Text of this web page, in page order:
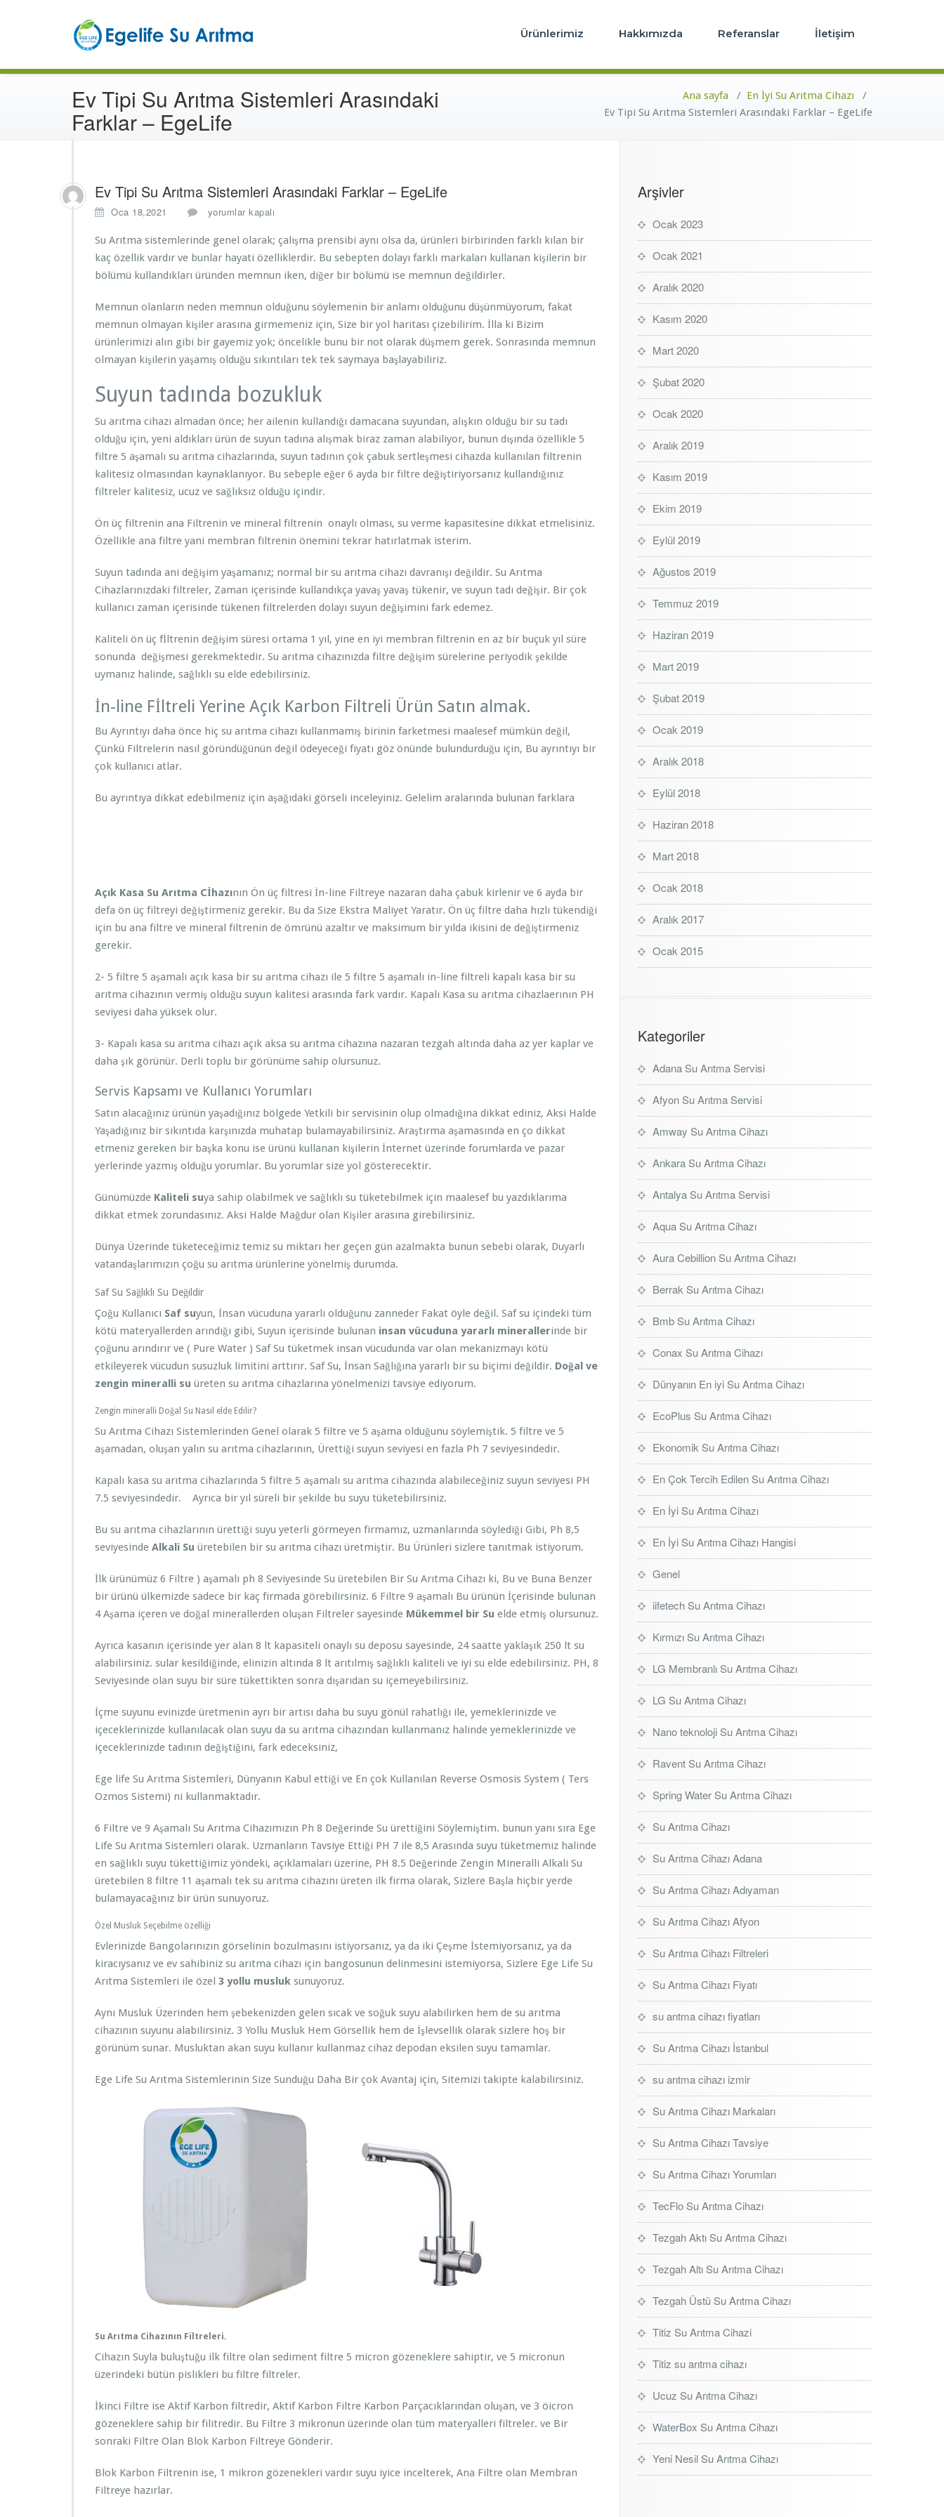
En İyi Su Arıtma Cihazı – Ege Life Su Arıtma Cihazı
Ürünlerimiz Hakkımızda Referanslar İletişim
Ev Tipi Su Arıtma Sistemleri Arasındaki
Farklar – EgeLife
Ana sayfa / En İyi Su Arıtma Cihazı /
Ev Tipi Su Arıtma Sistemleri Arasındaki Farklar – EgeLife
Ev Tipi Su Arıtma Sistemleri Arasındaki Farklar – EgeLife
Oca 18,2021
E
T
i
i
u
A
r
t
a
i
s
e
m
l
r
A
a
s
ı
a
k
i
a
r
k
l
a
E
e
i
ç
i
yorumlar kapalı
Su Arıtma sistemlerinde genel olarak; çalışma prensibi aynı olsa da, ürünleri birbirinden farklı kılan bir
kaç özellik vardır ve bunlar hayati özelliklerdir. Bu sebepten dolayı farklı markaları kullanan kişilerin bir
bölümü kullandıkları üründen memnun iken, diğer bir bölümü ise memnun değildirler.
Memnun olanların neden memnun olduğunu söylemenin bir anlamı olduğunu düşünmüyorum, fakat
memnun olmayan kişiler arasına girmemeniz için, Size bir yol haritası çizebilirim. İlla ki Bizim
ürünlerimizi alın gibi bir gayemiz yok; öncelikle bunu bir not olarak düşmem gerek. Sonrasında memnun
olmayan kişilerin yaşamış olduğu sıkıntıları tek tek saymaya başlayabiliriz.
Suyun tadında bozukluk
Su arıtma cihazı almadan önce; her ailenin kullandığı damacana suyundan, alışkın olduğu bir su tadı
olduğu için, yeni aldıkları ürün de suyun tadına alışmak biraz zaman alabiliyor, bunun dışında özellikle 5
filtre 5 aşamalı su arıtma cihazlarında, suyun tadının çok çabuk sertleşmesi cihazda kullanılan filtrenin
kalitesiz olmasından kaynaklanıyor. Bu sebeple eğer 6 ayda bir filtre değiştiriyorsanız kullandığınız
filtreler kalitesiz, ucuz ve sağlıksız olduğu içindir.
Ön üç filtrenin ana Filtrenin ve mineral filtrenin onaylı olması, su verme kapasitesine dikkat etmelisiniz.
Özellikle ana filtre yani membran filtrenin önemini tekrar hatırlatmak isterim.
Suyun tadında ani değişim yaşamanız; normal bir su arıtma cihazı davranışı değildir. Su Arıtma
Cihazlarınızdaki filtreler, Zaman içerisinde kullandıkça yavaş yavaş tükenir, ve suyun tadı değişir. Bir çok
kullanıcı zaman içerisinde tükenen filtrelerden dolayı suyun değişimini fark edemez.
Kaliteli ön üç fİltrenin değişim süresi ortama 1 yıl, yine en iyi membran filtrenin en az bir buçuk yıl süre
sonunda değişmesi gerekmektedir. Su arıtma cihazınızda filtre değişim sürelerine periyodik şekilde
uymanız halinde, sağlıklı su elde edebilirsiniz.
İn-line Fİltreli Yerine Açık Karbon Filtreli Ürün Satın almak.
Bu Ayrıntıyı daha önce hiç su arıtma cihazı kullanmamış birinin farketmesi maalesef mümkün değil,
Çünkü Filtrelerin nasıl göründüğünün değil ödeyeceği fiyatı göz önünde bulundurduğu için, Bu ayrıntıyı bir
çok kullanıcı atlar.
Bu ayrıntıya dikkat edebilmeniz için aşağıdaki görseli inceleyiniz. Gelelim aralarında bulunan farklara
Açık Kasa Su Arıtma Cİhazının Ön üç filtresi İn-line Filtreye nazaran daha çabuk kirlenir ve 6 ayda bir
defa ön üç filtreyi değiştirmeniz gerekir. Bu da Size Ekstra Maliyet Yaratır. Ön üç filtre daha hızlı tükendiği
için bu ana filtre ve mineral filtrenin de ömrünü azaltır ve maksimum bir yılda ikisini de değiştirmeniz
gerekir.
2- 5 filtre 5 aşamalı açık kasa bir su arıtma cihazı ile 5 filtre 5 aşamalı in-line filtreli kapalı kasa bir su
arıtma cihazının vermiş olduğu suyun kalitesi arasında fark vardır. Kapalı Kasa su arıtma cihazlaerının PH
seviyesi daha yüksek olur.
3- Kapalı kasa su arıtma cihazı açık aksa su arıtma cihazına nazaran tezgah altında daha az yer kaplar ve
daha şık görünür. Derli toplu bir görünüme sahip olursunuz.
Servis Kapsamı ve Kullanıcı Yorumları
Satın alacağınız ürünün yaşadığınız bölgede Yetkili bir servisinin olup olmadığına dikkat ediniz, Aksi Halde
Yaşadığınız bir sıkıntıda karşınızda muhatap bulamayabilirsiniz. Araştırma aşamasında en ço dikkat
etmeniz gereken bir başka konu ise ürünü kullanan kişilerin İnternet üzerinde forumlarda ve pazar
yerlerinde yazmış olduğu yorumlar. Bu yorumlar size yol gösterecektir.
Günümüzde Kaliteli suya sahip olabilmek ve sağlıklı su tüketebilmek için maalesef bu yazdıklarıma
dikkat etmek zorundasınız. Aksi Halde Mağdur olan Kişiler arasına girebilirsiniz.
Dünya Üzerinde tüketeceğimiz temiz su miktarı her geçen gün azalmakta bunun sebebi olarak, Duyarlı
vatandaşlarımızın çoğu su arıtma ürünlerine yönelmiş durumda.
Saf Su Sağlıklı Su Değildir
Çoğu Kullanıcı Saf suyun, İnsan vücuduna yararlı olduğunu zanneder Fakat öyle değil. Saf su içindeki tüm
kötü materyallerden arındığı gibi, Suyun içerisinde bulunan insan vücuduna yararlı minerallerinde bir
çoğunu arındırır ve ( Pure Water ) Saf Su tüketmek insan vücudunda var olan mekanizmayı kötü
etkileyerek vücudun susuzluk limitini arttırır. Saf Su, İnsan Sağlığına yararlı bir su biçimi değildir. Doğal ve
zengin mineralli su üreten su arıtma cihazlarına yönelmenizi tavsiye ediyorum.
Zengin mineralli Doğal Su Nasıl elde Edilir?
Su Arıtma Cihazı Sistemlerinden Genel olarak 5 filtre ve 5 aşama olduğunu söylemiştik. 5 filtre ve 5
aşamadan, oluşan yalın su arıtma cihazlarının, Ürettiği suyun seviyesi en fazla Ph 7 seviyesindedir.
Kapalı kasa su arıtma cihazlarında 5 filtre 5 aşamalı su arıtma cihazında alabileceğiniz suyun seviyesi PH
7.5 seviyesindedir. Ayrıca bir yıl süreli bir şekilde bu suyu tüketebilirsiniz.
Bu su arıtma cihazlarının ürettiği suyu yeterli görmeyen firmamız, uzmanlarında söylediği Gibi, Ph 8,5
seviyesinde Alkali Su üretebilen bir su arıtma cihazı üretmiştir. Bu Ürünleri sizlere tanıtmak istiyorum.
İlk ürünümüz 6 Filtre ) aşamalı ph 8 Seviyesinde Su üretebilen Bir Su Arıtma Cihazı ki, Bu ve Buna Benzer
bir ürünü ülkemizde sadece bir kaç firmada görebilirsiniz. 6 Filtre 9 aşamalı Bu ürünün İçerisinde bulunan
4 Aşama içeren ve doğal minerallerden oluşan Filtreler sayesinde Mükemmel bir Su elde etmiş olursunuz.
Ayrıca kasanın içerisinde yer alan 8 lt kapasiteli onaylı su deposu sayesinde, 24 saatte yaklaşık 250 lt su
alabilirsiniz. sular kesildiğinde, elinizin altında 8 lt arıtılmış sağlıklı kaliteli ve iyi su elde edebilirsiniz. PH, 8
Seviyesinde olan suyu bir süre tükettikten sonra dışarıdan su içemeyebilirsiniz.
İçme suyunu evinizde üretmenin ayrı bir artısı daha bu suyu gönül rahatlığı ile, yemeklerinizde ve
içeceklerinizde kullanılacak olan suyu da su arıtma cihazından kullanmanız halinde yemeklerinizde ve
içeceklerinizde tadının değiştiğini, fark edeceksiniz,
Ege life Su Arıtma Sistemleri, Dünyanın Kabul ettiği ve En çok Kullanılan Reverse Osmosis System ( Ters
Ozmos Sistemi) ni kullanmaktadır.
6 Filtre ve 9 Aşamalı Su Arıtma Cihazımızın Ph 8 Değerinde Su ürettiğini Söylemiştim. bunun yanı sıra Ege
Life Su Arıtma Sistemleri olarak. Uzmanların Tavsiye Ettiği PH 7 ile 8,5 Arasında suyu tüketmemiz halinde
en sağlıklı suyu tükettiğimiz yöndeki, açıklamaları üzerine, PH 8.5 Değerinde Zengin Mineralli Alkali Su
üretebilen 8 filtre 11 aşamalı tek su arıtma cihazını üreten ilk firma olarak, Sizlere Başla hiçbir yerde
bulamayacağınız bir ürün sunuyoruz.
Özel Musluk Seçebilme özelliği
Evlerinizde Bangolarınızın görselinin bozulmasını istiyorsanız, ya da iki Çeşme İstemiyorsanız, ya da
kiracıysanız ve ev sahibiniz su arıtma cihazı için bangosunun delinmesini istemiyorsa, Sizlere Ege Life Su
Arıtma Sistemleri ile özel 3 yollu musluk sunuyoruz.
Aynı Musluk Üzerinden hem şebekenizden gelen sıcak ve soğuk suyu alabilirken hem de su arıtma
cihazının suyunu alabilirsiniz. 3 Yollu Musluk Hem Görsellik hem de İşlevsellik olarak sizlere hoş bir
görünüm sunar. Musluktan akan suyu kullanır kullanmaz cihaz depodan eksilen suyu tamamlar.
Ege Life Su Arıtma Sistemlerinin Size Sunduğu Daha Bir çok Avantaj için, Sitemizi takipte kalabilirsiniz.
Su Arıtma Cihazının Filtreleri.
Cihazın Suyla buluştuğu ilk filtre olan sediment filtre 5 micron gözeneklere sahiptir, ve 5 micronun
üzerindeki bütün pislikleri bu filtre filtreler.
İkinci Filtre ise Aktif Karbon filtredir, Aktif Karbon Filtre Karbon Parçacıklarından oluşan, ve 3 öicron
gözeneklere sahip bir filitredir. Bu Filtre 3 mikronun üzerinde olan tüm materyalleri filtreler. ve Bir
sonraki Filtre Olan Blok Karbon Filtreye Gönderir.
Blok Karbon Filtrenin ise, 1 mikron gözenekleri vardır suyu iyice incelterek, Ana Filtre olan Membran
Filtreye hazırlar.
Arşivler
Ocak 2023
Ocak 2021
Aralık 2020
Kasım 2020
Mart 2020
Şubat 2020
Ocak 2020
Aralık 2019
Kasım 2019
Ekim 2019
Eylül 2019
Ağustos 2019
Temmuz 2019
Haziran 2019
Mart 2019
Şubat 2019
Ocak 2019
Aralık 2018
Eylül 2018
Haziran 2018
Mart 2018
Ocak 2018
Aralık 2017
Ocak 2015
Kategoriler
Adana Su Arıtma Servisi
Afyon Su Arıtma Servisi
Amway Su Arıtma Cihazı
Ankara Su Arıtma Cihazı
Antalya Su Arıtma Servisi
Aqua Su Arıtma Cihazı
Aura Cebillion Su Arıtma Cihazı
Berrak Su Arıtma Cihazı
Bmb Su Arıtma Cihazı
Conax Su Arıtma Cihazı
Dünyanın En iyi Su Arıtma Cihazı
EcoPlus Su Arıtma Cihazı
Ekonomik Su Arıtma Cihazı
En Çok Tercih Edilen Su Arıtma Cihazı
En İyi Su Arıtma Cihazı
En İyi Su Arıtma Cihazı Hangisi
Genel
iifetech Su Arıtma Cihazı
Kırmızı Su Arıtma Cihazı
LG Membranlı Su Arıtma Cihazı
LG Su Arıtma Cihazı
Nano teknoloji Su Arıtma Cihazı
Ravent Su Arıtma Cihazı
Spring Water Su Arıtma Cihazı
Su Arıtma Cihazı
Su Arıtma Cihazı Adana
Su Arıtma Cihazı Adıyaman
Su Arıtma Cihazı Afyon
Su Arıtma Cihazı Filtreleri
Su Arıtma Cihazı Fiyatı
su arıtma cihazı fiyatları
Su Arıtma Cihazı İstanbul
su arıtma cihazı izmir
Su Arıtma Cihazı Markaları
Su Arıtma Cihazı Tavsiye
Su Arıtma Cihazı Yorumları
TecFlo Su Arıtma Cihazı
Tezgah Aktı Su Arıtma Cihazı
Tezgah Altı Su Arıtma Cihazı
Tezgah Üstü Su Arıtma Cihazı
Titiz Su Arıtma Cihazi
Titiz su arıtma cihazı
Ucuz Su Arıtma Cihazı
WaterBox Su Arıtma Cihazı
Yeni Nesil Su Arıtma Cihazı